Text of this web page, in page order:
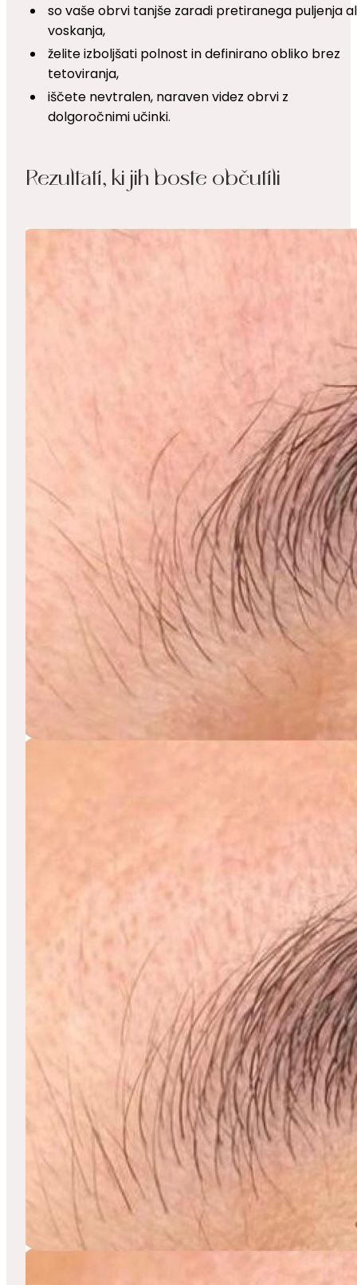
so vaše obrvi tanjše zaradi pretiranega puljenja
voskanja,
želite izboljšati polnost in definirano obliko brez
tetoviranja,
iščete nevtralen, naraven videz obrvi z
dolgoročnimi učinki.
Rezultati, ki jih boste občutili